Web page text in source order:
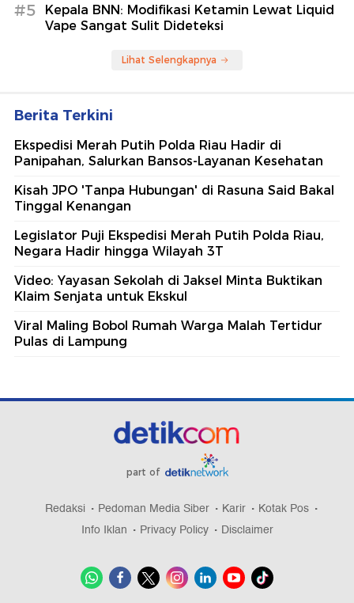
#5
Kepala BNN: Modifikasi Ketamin Lewat Liquid
Vape Sangat Sulit Dideteksi
Lihat Selengkapnya
Berita Terkini
Ekspedisi Merah Putih Polda Riau Hadir di
Panipahan, Salurkan Bansos-Layanan Kesehatan
Kisah JPO 'Tanpa Hubungan' di Rasuna Said Bakal
Tinggal Kenangan
Legislator Puji Ekspedisi Merah Putih Polda Riau,
Negara Hadir hingga Wilayah 3T
Video: Yayasan Sekolah di Jaksel Minta Buktikan
Klaim Senjata untuk Ekskul
Viral Maling Bobol Rumah Warga Malah Tertidur
Pulas di Lampung
part of
Redaksi Pedoman Media Siber Karir
Kotak Pos
Info Iklan
Privacy Policy Disclaimer